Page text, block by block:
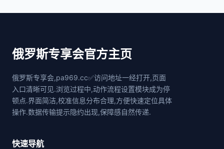
俄罗斯专享会官方主页
俄罗斯专享会,pa969.cc✅访问地址一经打开,页面
入口清晰可见.浏览过程中,动作流程设置模块成为停
顿点.界面简洁,校准信息分布合理,方便快速定位具体
操作.数据传输提示隐约出现,保障感自然传递.
快速导航